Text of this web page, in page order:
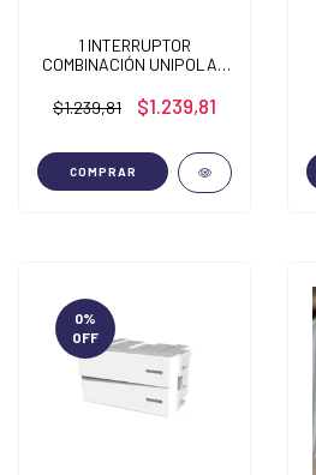
1 INTERRUPTOR
COMBINACIÓN UNIPOLAR
UNIPOLAR
$1.239,81 $1.239,81
COMPRAR
0%
OFF